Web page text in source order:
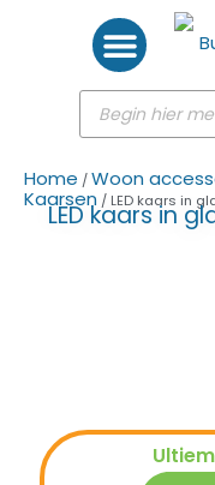
Home /Woon
Kaarsen / LED kaars in
LED kaars in